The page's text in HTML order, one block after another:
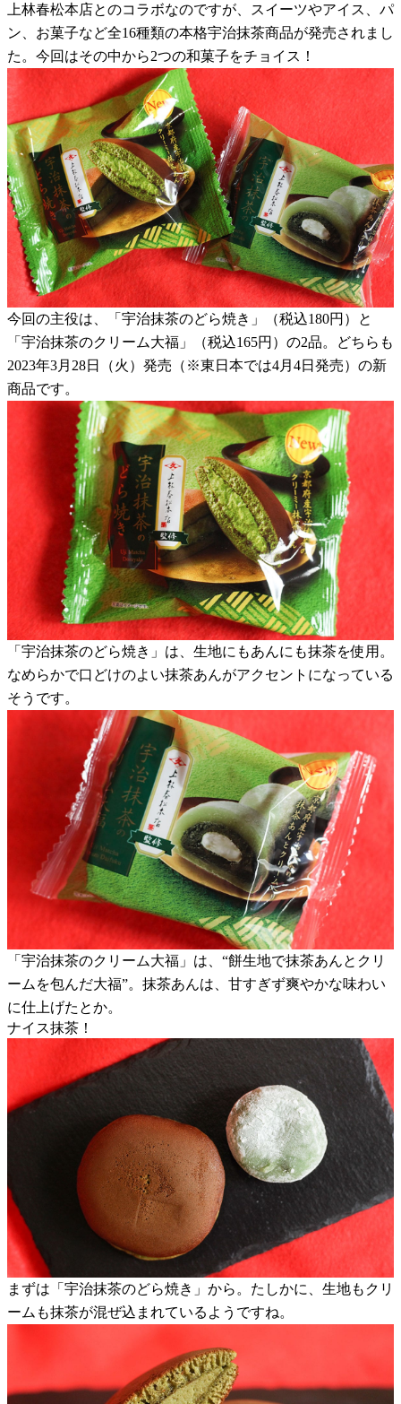
上林春松本店とのコラボなのですが、スイーツやアイス、パ
ン、お菓子など全16種類の本格宇治抹茶商品が発売されまし
た。今回はその中から2つの和菓子をチョイス！
今回の主役は、「宇治抹茶のどら焼き」（税込180円）と
「宇治抹茶のクリーム大福」（税込165円）の2品。どちらも
2023年3月28日（火）発売（※東日本では4月4日発売）の新
商品です。
「宇治抹茶のどら焼き」は、生地にもあんにも抹茶を使用。
なめらかで口どけのよい抹茶あんがアクセントになっている
そうです。
「宇治抹茶のクリーム大福」は、“餅生地で抹茶あんとクリ
ームを包んだ大福”。抹茶あんは、甘すぎず爽やかな味わい
に仕上げたとか。
ナイス抹茶！
まずは「宇治抹茶のどら焼き」から。たしかに、生地もクリ
ームも抹茶が混ぜ込まれているようですね。